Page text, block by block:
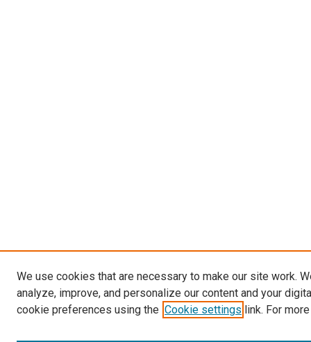
We use cookies that are necessary to make our site work.
analyze, improve, and personalize our content and your
cookie preferences using the Cookie settings link. For